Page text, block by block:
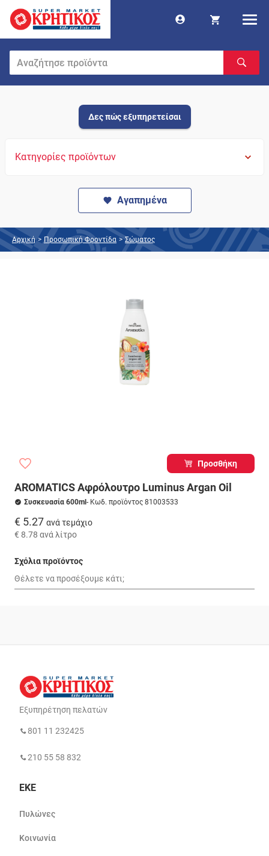
Δες πώς εξυπηρετείσαι
Κατηγορίες προϊόντων
Αγαπημένα
Αρχική > Προσωπική Φροντίδα > Σώματος
Προσθήκη
AROMATICS Αφρόλουτρο Luminus Argan Oil
Συσκευασία 600ml - Κωδ. προϊόντος 81003533
€ 5.27 ανά τεμάχιο
€ 8.78 ανά λίτρο
Σχόλια προϊόντος
Εξυπηρέτηση πελατών
801 11 232425
210 55 58 832
ΕΚΕ
Πυλώνες
Κοινωνία